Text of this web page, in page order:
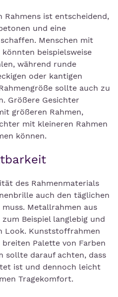
Rahmens ist entscheidend,
und eine
Menschen mit
beispielsweise
während runde
oder kantigen
sollte auch zu
Größere Gesichter
größeren Rahmen,
mit kleineren Rahmen
können.
des Rahmenmaterials
auch den täglichen
Metallrahmen aus
Beispiel langlebig und
Look. Kunststoffrahmen
Palette von Farben
sollte darauf achten, dass
ist und dennoch leicht
Tragekomfort.